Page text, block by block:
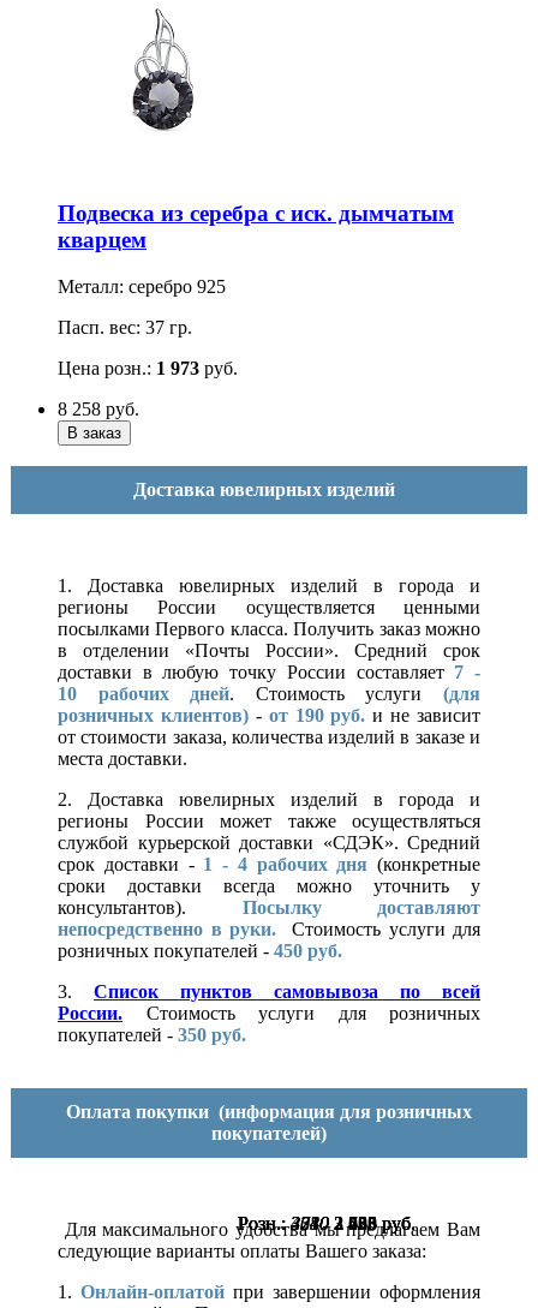
Розн.:3340 2 505руб.
Розн.:3640 2 730руб.
Розн.:4710 3 533руб.
Розн.:3230 2 423руб.
Розн.:2780 2 085руб.
Розн.:3010 2 258руб.
Подвеска из серебра с иск. дымчатым
кварцем
Металл: серебро 925
Пасп. вес: 37 гр.
Цена розн.: 1 973 руб.
8 258 руб.
Доставка ювелирных изделий
1. Доставка ювелирных изделий в города и
регионы России осуществляется ценными
посылками Первого класса. Получить заказ можно
в отделении «Почты России». Средний срок
доставки в любую точку России составляет 7 -
10 рабочих дней. Стоимость услуги(для
розничных клиентов)- от 190 руб. и не зависит
от стоимости заказа, количества изделий в заказе и
места доставки.
2. Доставка ювелирных изделий в города и
регионы России может также осуществляться
службой курьерской доставки «СДЭК». Средний
срок доставки - 1 - 4 рабочих дня (конкретные
сроки доставки всегда можно уточнить у
консультантов). Посылку доставляют
непосредственно в руки.
Стоимость услуги для
розничных покупателей - 450 руб.
3. Список пунктов самовывоза по всей
России.
Стоимость услуги для розничных
покупателей - 350 руб.
Оплата покупки (информация для розничных
покупателей)
Для максимального удобства мы предлагаем Вам
следующие варианты оплаты Вашего заказа:
1. Онлайн-оплатой при завершении оформления